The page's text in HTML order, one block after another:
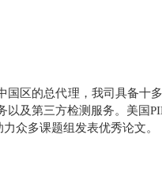
区的总代理，我司具备十
及第三方检测服务。美国
众多课题组发表优秀论文。